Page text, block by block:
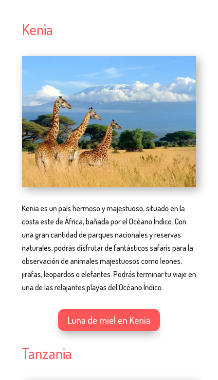
Kenia
Kenia es un país hermoso y majestuoso, situado en la
costa este de África, bañada por el Océano Índico. Con
una gran cantidad de parques nacionales y reservas
naturales, podrás disfrutar de fantásticos safaris para la
observación de animales majestuosos como leones,
jirafas, leopardos o elefantes. Podrás terminar tu viaje en
una de las relajantes playas del Océano Índico.
Luna de miel en Kenia
Tanzania